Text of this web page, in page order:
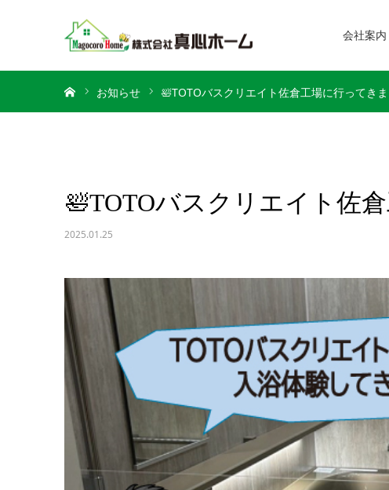
会社案内
お知らせ 🛀TOTOバスクリエイト佐倉工場に行ってき
🛀TOTOバスクリエイト佐
2025.01.25